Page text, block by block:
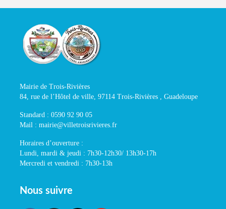
Mairie de Trois-Rivières
84, rue de l’Hôtel de ville, 97114 Trois-Rivières , Guadeloupe
Standard : 0590 92 90 05
Mail : mairie@villetroisrivieres.fr
Horaires d’ouverture :
Lundi, mardi & jeudi : 7h30-12h30/ 13h30-17h
Mercredi et vendredi : 7h30-13h
Nous suivre